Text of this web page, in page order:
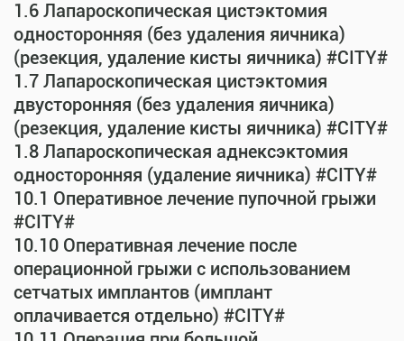
1.6 Лапароскопическая цистэктомия
односторонняя (без удаления яичника)
(резекция, удаление кисты яичника) #CITY#
1.7 Лапароскопическая цистэктомия
двусторонняя (без удаления яичника)
(резекция, удаление кисты яичника) #CITY#
1.8 Лапароскопическая аднексэктомия
односторонняя (удаление яичника) #CITY#
10.1 Оперативное лечение пупочной грыжи
#CITY#
10.10 Оперативная лечение после
операционной грыжи с использованием
сетчатых имплантов (имплант
оплачивается отдельно) #CITY#